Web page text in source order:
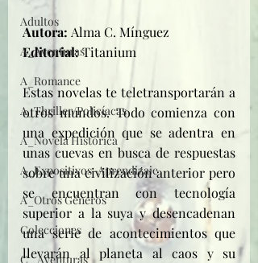
Adultos
A_Aventuras
A_Romance
A_Thriller/Policíacas
A_Novela Histórica
A_Expositivos-Aprendizaje
A_Otros Géneros
Colecciones
C_ Aventuras
Autora: Alma C. Mínguez
Editorial: Titanium
Estas novelas te teletransportarán a
otros mundos. Todo comienza con
una expedición que se adentra en
unas cuevas en busca de respuestas
sobre una civilización anterior pero
se encuentran con tecnología
superior a la suya y desencadenan
una serie de acontecimientos que
llevarán al planeta al caos y su